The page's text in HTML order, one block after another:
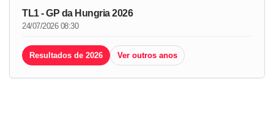
TL1 - GP da Hungria 2026
24/07/2026 08:30
Resultados de 2026 Ver outros anos